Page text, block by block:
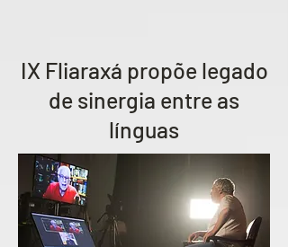
IX Fliaraxá propõe legado
de sinergia entre as
línguas